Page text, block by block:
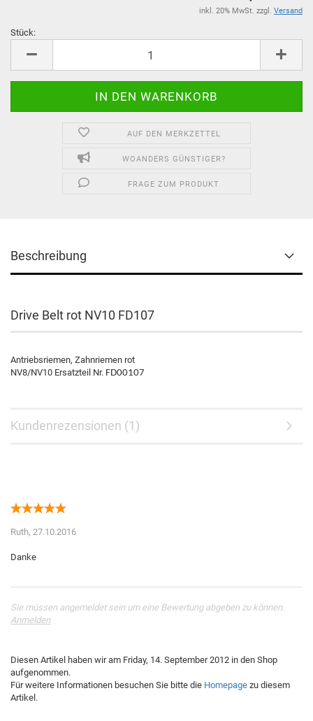
inkl. 20% MwSt. zzgl. Versand
Stück:
AUF DEN MERKZETTEL
WOANDERS GÜNSTIGER?
FRAGE ZUM PRODUKT
Beschreibung
Drive Belt rot NV10 FD107
Antriebsriemen, Zahnriemen rot
NV8/NV10 Ersatzteil Nr. FD00107
Kundenrezensionen (1)
Ruth, 27.10.2016
Sie müssen angemeldet sein um eine Bewertung abgeben zu können.
Anmelden
Diesen Artikel haben wir am Friday, 14. September 2012 in den Shop
aufgenommen.
Für weitere Informationen besuchen Sie bitte die Homepage zu diesem
Artikel.